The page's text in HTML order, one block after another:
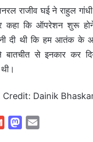
राजीव घई ने राहुल
कहा कि ऑपरेशन शुरू
दी थी कि हम आतंक के
बातचीत से इनकार कर
Credit: Dainik
M